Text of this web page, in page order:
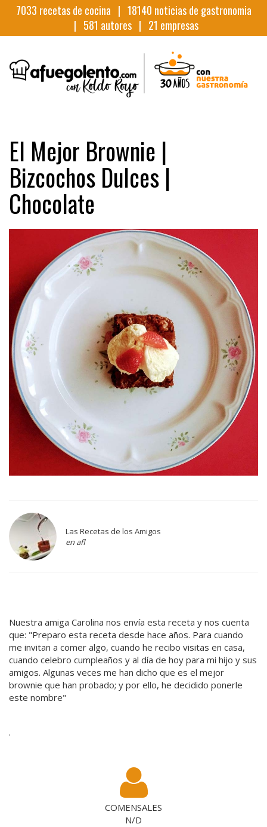
7033 recetas de cocina | 18140 noticias de gastronomia
| 581 autores | 21 empresas
El Mejor Brownie |
Bizcochos Dulces |
Chocolate
Las Recetas de los Amigos
en afl
Nuestra amiga Carolina nos envía esta receta y nos cuenta
que: "Preparo esta receta desde hace años. Para cuando
me invitan a comer algo, cuando he recibo visitas en casa,
cuando celebro cumpleaños y al día de hoy para mi hijo y sus
amigos. Algunas veces me han dicho que es el mejor
brownie que han probado; y por ello, he decidido ponerle
este nombre"
·
COMENSALES
N/D